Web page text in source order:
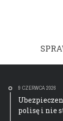
9 CZERWCA 2026
polisę i nie